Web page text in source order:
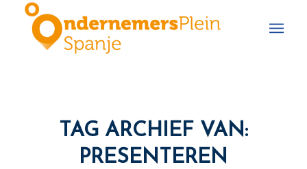
TAG ARCHIEF VAN:
PRESENTEREN